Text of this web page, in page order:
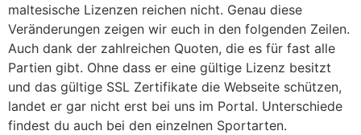
maltesische Lizenzen reichen nicht. Genau diese
Veränderungen zeigen wir euch in den folgenden Zeilen.
Auch dank der zahlreichen Quoten, die es für fast alle
Partien gibt. Ohne dass er eine gültige Lizenz besitzt
und das gültige SSL Zertifikate die Webseite schützen,
landet er gar nicht erst bei uns im Portal. Unterschiede
findest du auch bei den einzelnen Sportarten.